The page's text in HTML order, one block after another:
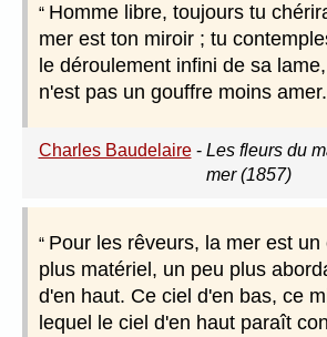
Homme libre, toujours tu
mer est ton miroir ; tu
le déroulement infini de sa
n'est pas un gouffre moins amer.
Charles Baudelaire- Les fleurs du
mer (1857)
Pour les rêveurs, la mer est un
plus matériel, un peu plus
d'en haut. Ce ciel d'en bas, ce
lequel le ciel d'en haut paraît